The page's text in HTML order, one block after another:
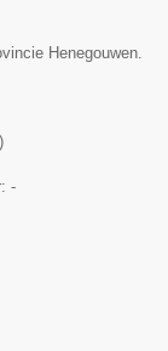
Henegouwen.
)
-